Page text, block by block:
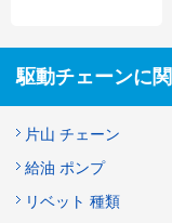
駆動チェーンに
片山 チェーン
給油 ポンプ
リベット 種類